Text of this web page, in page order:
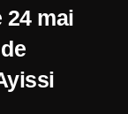
24 mai